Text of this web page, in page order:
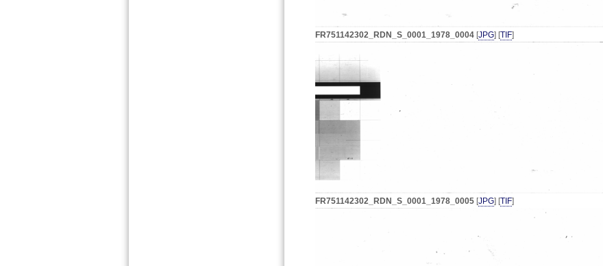
FR751142302_RDN_S_0001_1978_0004 [JPG] [TIF]
FR751142302_RDN_S_0001_1978_0005 [JPG] [TIF]